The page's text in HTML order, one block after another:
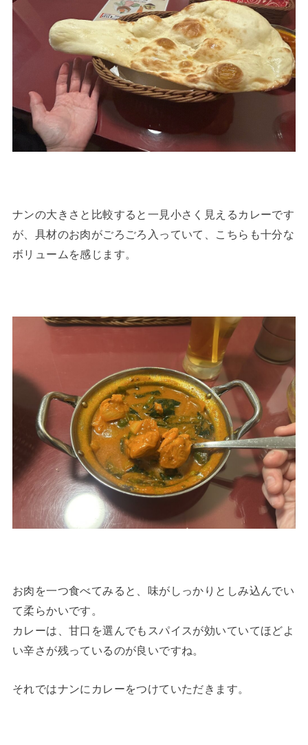
ナンの大きさと比較すると一見小さく見えるカレーです
が、具材のお肉がごろごろ入っていて、こちらも十分な
ボリュームを感じます。
お肉を一つ食べてみると、味がしっかりとしみ込んでい
て柔らかいです。
カレーは、甘口を選んでもスパイスが効いていてほどよ
い辛さが残っているのが良いですね。
それではナンにカレーをつけていただきます。